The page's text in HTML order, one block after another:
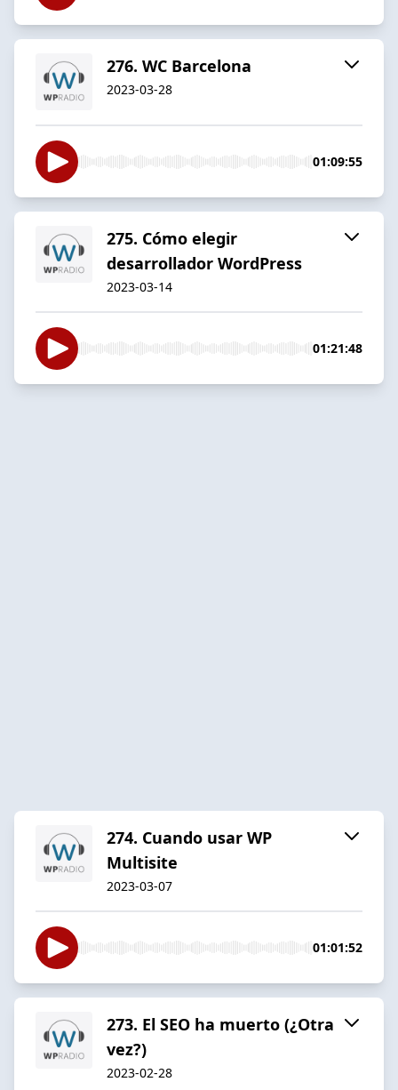
276. WC Barcelona
2023-03-28
01:09:55
275. Cómo elegir
desarrollador WordPress
2023-03-14
01:21:48
274. Cuando usar WP
Multisite
2023-03-07
01:01:52
273. El SEO ha muerto (¿Otra
vez?)
2023-02-28